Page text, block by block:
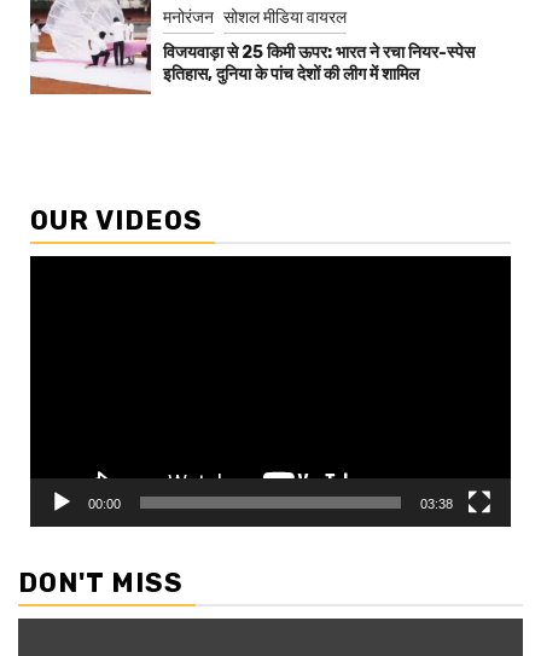
मनोरंजन सोशल मीडिया वायरल
विजयवाड़ा से 25 किमी ऊपर: भारत ने रचा नियर-स्पेस
इतिहास, दुनिया के पांच देशों की लीग में शामिल
OUR VIDEOS
00:00 03:38
DON'T MISS